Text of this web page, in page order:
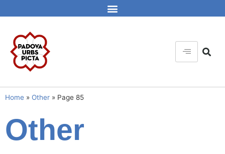
Home » Other » Page 85
Other